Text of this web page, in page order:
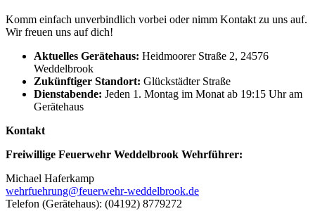
Komm einfach unverbindlich vorbei oder nimm Kontakt zu uns auf.
Wir freuen uns auf dich!
Aktuelles Gerätehaus: Heidmoorer Straße 2, 24576
Weddelbrook
Zukünftiger Standort: Glückstädter Straße
Dienstabende: Jeden 1. Montag im Monat ab 19:15 Uhr am
Gerätehaus
Kontakt
Freiwillige Feuerwehr Weddelbrook Wehrführer:
Michael Haferkamp
wehrfuehrung@feuerwehr-weddelbrook.de
Telefon (Gerätehaus): (04192) 8779272